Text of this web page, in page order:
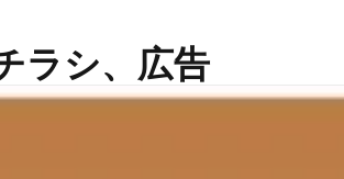
ラシ、広告